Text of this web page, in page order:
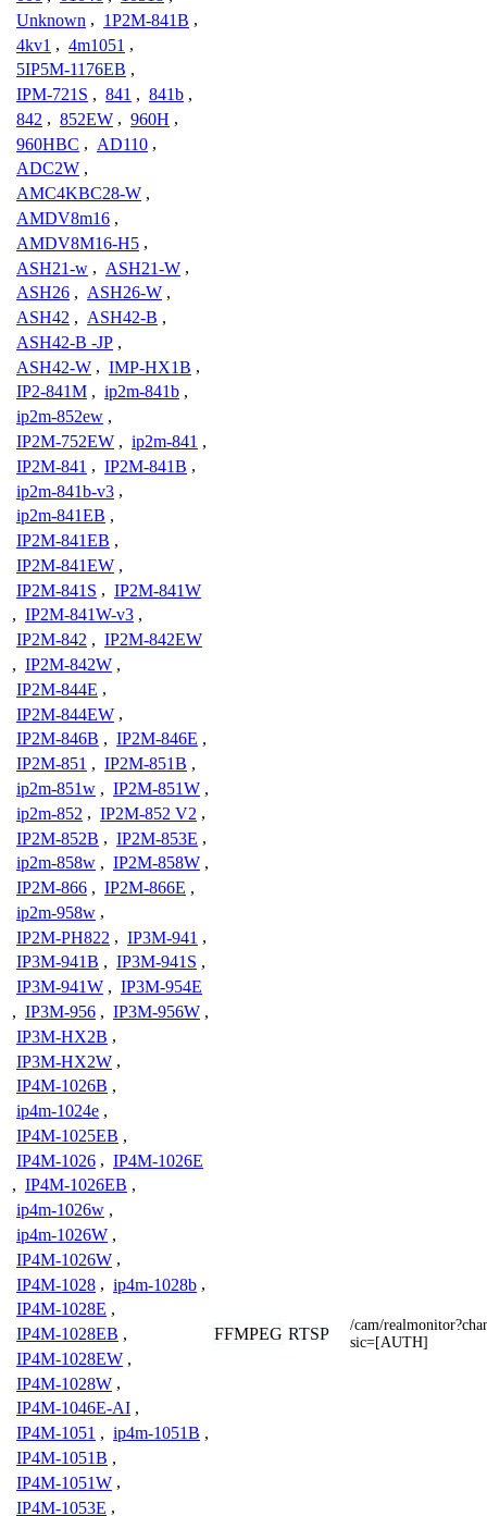
Unknown , 1P2M-841B ,
4kv1 , 4m1051 ,
5IP5M-1176EB ,
IPM-721S , 841 , 841b ,
842 , 852EW , 960H ,
960HBC , AD110 ,
ADC2W ,
AMC4KBC28-W ,
AMDV8m16 ,
AMDV8M16-H5 ,
ASH21-w , ASH21-W ,
ASH26 , ASH26-W ,
ASH42 , ASH42-B ,
ASH42-B -JP ,
ASH42-W , IMP-HX1B ,
IP2-841M , ip2m-841b ,
ip2m-852ew ,
IP2M-752EW , ip2m-841 ,
IP2M-841 , IP2M-841B ,
ip2m-841b-v3 ,
ip2m-841EB ,
IP2M-841EB ,
IP2M-841EW ,
IP2M-841S , IP2M-841W
, IP2M-841W-v3 ,
IP2M-842 , IP2M-842EW
, IP2M-842W ,
IP2M-844E ,
IP2M-844EW ,
IP2M-846B , IP2M-846E ,
IP2M-851 , IP2M-851B ,
ip2m-851w , IP2M-851W ,
ip2m-852 , IP2M-852 V2 ,
IP2M-852B , IP2M-853E ,
ip2m-858w , IP2M-858W ,
IP2M-866 , IP2M-866E ,
ip2m-958w ,
IP2M-PH822 , IP3M-941 ,
IP3M-941B , IP3M-941S ,
IP3M-941W , IP3M-954E
, IP3M-956 , IP3M-956W ,
IP3M-HX2B ,
IP3M-HX2W ,
IP4M-1026B ,
ip4m-1024e ,
IP4M-1025EB ,
IP4M-1026 , IP4M-1026E
, IP4M-1026EB ,
ip4m-1026w ,
ip4m-1026W ,
IP4M-1026W ,
IP4M-1028 , ip4m-1028b ,
IP4M-1028E ,
IP4M-1028EB ,
IP4M-1028EW ,
IP4M-1028W ,
IP4M-1046E-AI ,
IP4M-1051 , ip4m-1051B ,
IP4M-1051B ,
IP4M-1051W ,
IP4M-1053E ,
FFMPEG RTSP
/cam/
sic=[AUTH]